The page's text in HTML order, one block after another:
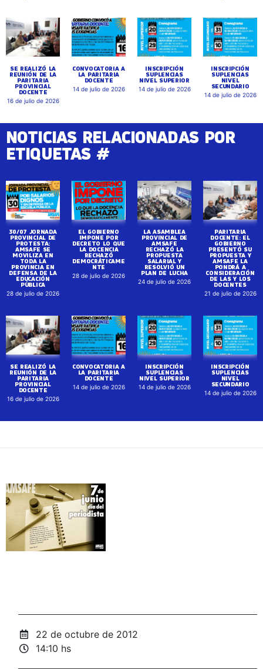
SE REALIZÓ LA
REUNIÓN DE LA
PARITARIA
PROVINCIAL
DOCENTE
16 de julio de 2026
CONVOCATORIA A
LA PARITARIA
DOCENTE
14 de julio de 2026
INSCRIPCIÓN
SUPLENCIAS
NIVEL SUPERIOR
14 de julio de 2026
INSCRIPCIÓN
SUPLENCIAS
NIVEL
SECUNDARIO
14 de julio de 2026
NOTICIAS RELACIONADAS POR
ETIQUETAS #
30/07 JORNADA
PROVINCIAL DE
PROTESTA:
AMSAFE SE
MOVILIZA EN
TODA LA
PROVINCIA EN
DEFENSA DE LA
EDUCACIÓN
PÚBLICA
28 de julio de 2026
EL GOBIERNO
IMPONE POR
DECRETO LO QUE
LA DOCENCIA
RECHAZÓ
DEMOCRÁTICAME
NTE
28 de julio de 2026
LA ASAMBLEA
PROVINCIAL DE
AMSAFE
RECHAZÓ LA
PROPUESTA
SALARIAL Y
RESOLVIÓ UN
PLAN DE LUCHA
24 de julio de 2026
PARITARIA
DOCENTE: EL
GOBIERNO
PRESENTÓ SU
PROPUESTA Y
AMSAFE LA
PONDRÁ A
CONSIDERACIÓN
DE LAS Y LOS
DOCENTES
21 de julio de 2026
SE REALIZÓ LA
REUNIÓN DE LA
PARITARIA
PROVINCIAL
DOCENTE
16 de julio de 2026
CONVOCATORIA A
LA PARITARIA
DOCENTE
14 de julio de 2026
INSCRIPCIÓN
SUPLENCIAS
NIVEL SUPERIOR
14 de julio de 2026
INSCRIPCIÓN
SUPLENCIAS
NIVEL
SECUNDARIO
14 de julio de 2026
22 de octubre de 2012
14:10 hs